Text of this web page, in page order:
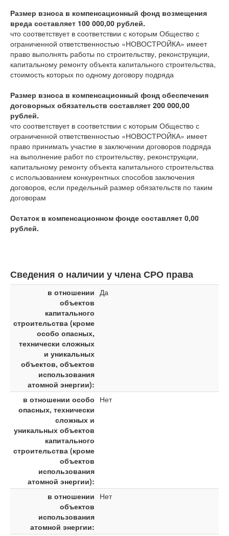
Размер взноса в компенсационный фонд возмещения
вреда составляет 100 000,00 рублей.
что соответствует в соответствии с которым Общество с
ограниченной ответственностью «НОВОСТРОЙКА» имеет
право выполнять работы по строительству, реконструкции,
капитальному ремонту объекта капитального строительства,
стоимость которых по одному договору подряда
Размер взноса в компенсационный фонд обеспечения
договорных обязательств составляет 200 000,00
рублей.
что соответствует в соответствии с которым Общество с
ограниченной ответственностью «НОВОСТРОЙКА» имеет
право принимать участие в заключении договоров подряда
на выполнение работ по строительству, реконструкции,
капитальному ремонту объекта капитального строительства
с использованием конкурентных способов заключения
договоров, если предельный размер обязательств по таким
договорам
Остаток в компенсационном фонде составляет 0,00
рублей.
Сведения о наличии у члена СРО права
в отношении
объектов
капитального
строительства (кроме
особо опасных,
технически сложных
и уникальных
объектов, объектов
использования
атомной энергии):
Да
в отношении особо
опасных, технически
сложных и
уникальных объектов
капитального
строительства (кроме
объектов
использования
атомной энергии):
Нет
в отношении
объектов
использования
атомной энергии:
Нет